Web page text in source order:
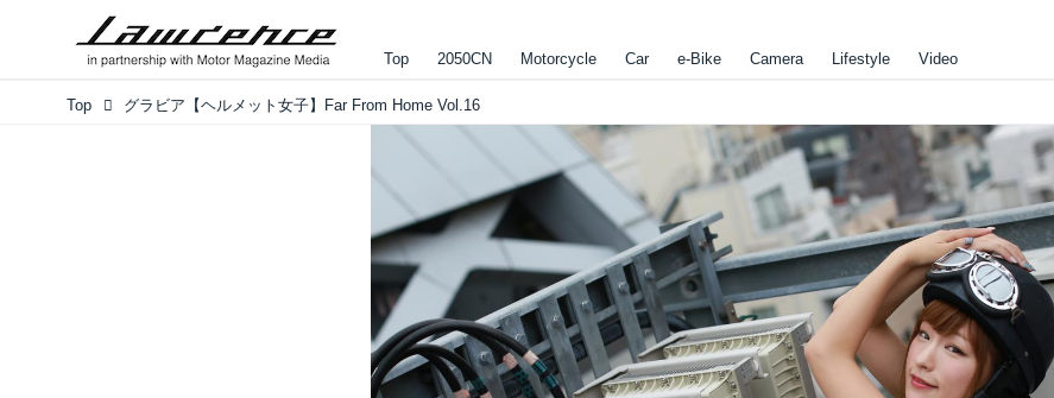
Top 2050CN Motorcycle Car e-Bike Camera Lifestyle Video
Top グラビア【ヘルメット女子】Far From Home Vol.16